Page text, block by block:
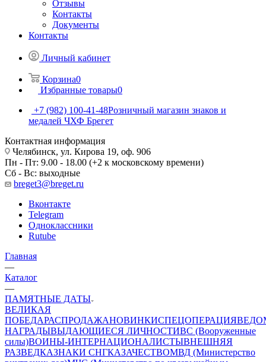
Отзывы
Контакты
Документы
Контакты
Личный кабинет
Корзина0
Избранные товары0
+7 (982) 100-41-48Розничный магазин знаков и
медалей ЧХФ Брегет
Контактная информация
Челябинск, ул. Кирова 19, оф. 906
Пн - Пт: 9.00 - 18.00 (+2 к московскому времени)
Сб - Вс: выходные
breget3@breget.ru
Вконтакте
Telegram
Одноклассники
Rutube
Главная
—
Каталог
—
ПАМЯТНЫЕ ДАТЫ
ВЕЛИКАЯ
ПОБЕДАРАСПРОДАЖАНОВИНКИСПЕЦОПЕРАЦИЯ
НАГРАДЫВЫДАЮЩИЕСЯ ЛИЧНОСТИВС (Вооруженные
силы)ВОИНЫ-ИНТЕРНАЦИОНАЛИСТЫВНЕШНЯЯ
РАЗВЕДКАЗНАКИ СНГКАЗАЧЕСТВОМВД (Министерство